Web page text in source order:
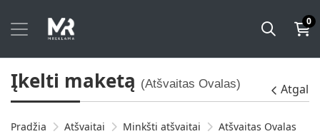
0
Įkelti maketą (Atšvaitas Ovalas) Atgal
Pradžia Atšvaitai Minkšti atšvaitai
Atšvaitas Ovalas